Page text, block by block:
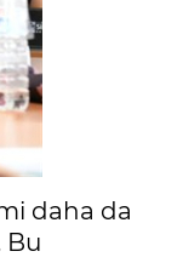
daha da
Bu